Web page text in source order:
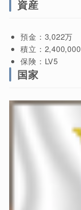
資産
預金：3,022万
積立：2,400,000
保険：LV5
国家